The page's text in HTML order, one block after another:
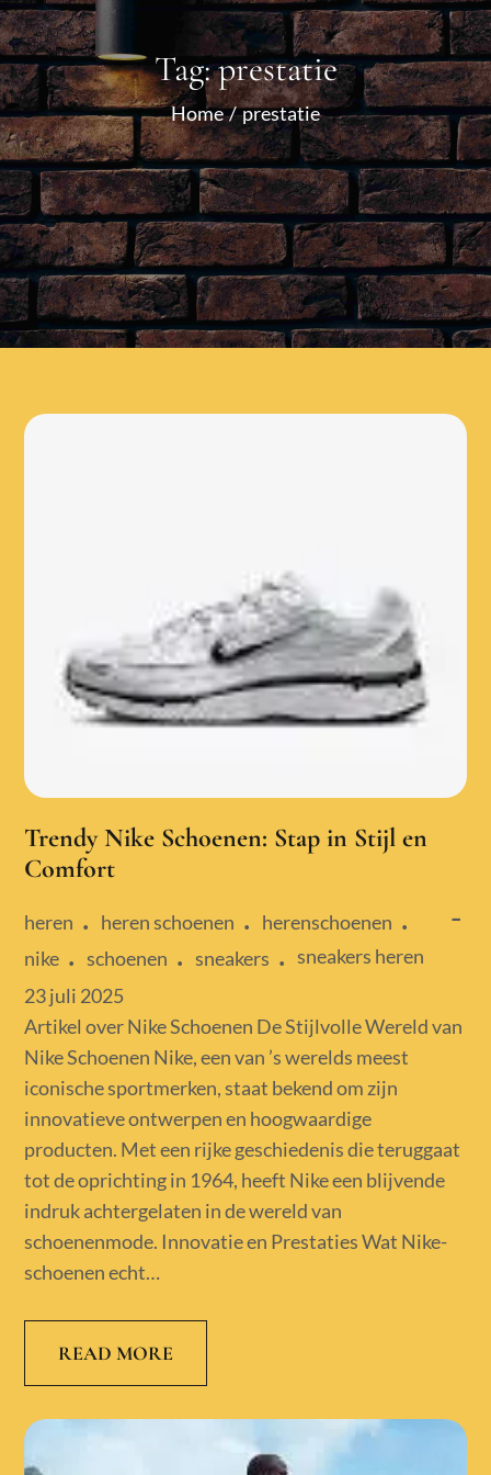
Tag:prestatie
Home prestatie
Trendy Nike Schoenen: Stap in Stijl en
Comfort
heren heren schoenen
herenschoenen
nike
schoenen sneakers
sneakers heren
Posted
on
23 juli 2025
Artikel over Nike Schoenen De Stijlvolle Wereld van
Nike Schoenen Nike, een van ’s werelds meest
iconische sportmerken, staat bekend om zijn
innovatieve ontwerpen en hoogwaardige
producten. Met een rijke geschiedenis die teruggaat
tot de oprichting in 1964, heeft Nike een blijvende
indruk achtergelaten in de wereld van
schoenenmode. Innovatie en Prestaties Wat Nike-
schoenen echt…
READ MORE